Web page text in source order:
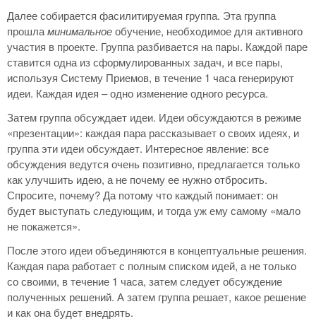
Далее собирается фасилитируемая группа. Эта группа
прошламинимальноеобучение, необходимое для активного
участия в проекте. Группа разбивается на пары. Каждой паре
ставится одна из сформулированных задач, и все пары,
используя Систему Приемов, в течение 1 часа генерируют
идеи. Каждая идея – одно изменение одного ресурса.
Затем группа обсуждает идеи. Идеи обсуждаются в режиме
«презентации»: каждая пара рассказывает о своих идеях, и
группа эти идеи обсуждает. Интересное явление: все
обсуждения ведутся очень позитивно, предлагается только
как улучшить идею, а не почему ее нужно отбросить.
Спросите, почему? Да потому что каждый понимает: он
будет выступать следующим, и тогда уж ему самому «мало
не покажется».
После этого идеи объединяются в концептуальные решения.
Каждая пара работает с полным списком идей, а не только
со своими, в течение 1 часа, затем следует обсуждение
полученных решений. А затем группа решает, какое решение
и как она будет внедрять.